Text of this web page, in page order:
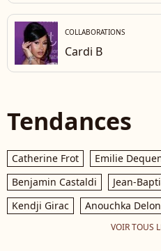
COLLABORATIONS
Cardi B
Tendances
Catherine Frot Emilie
Benjamin Castaldi
Jean-
Kendji Girac
Anouchka Delon
VOIR TOUS